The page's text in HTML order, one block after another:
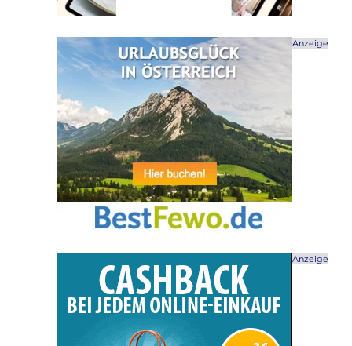
Anzeige
Anzeige